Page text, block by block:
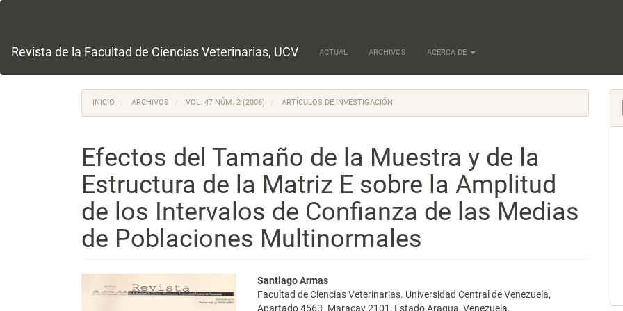
principal
lateral
Revista de la Facultad de Ciencias Veterinarias, UCV ACTUAL ARCHIVOS ACERCA DE
INICIO ARCHIVOS VOL. 47 NÚM. 2 (2006) ARTÍCULOS DE INVESTIGACIÓN
Efectos del Tamaño de la Muestra y de la
Estructura de la Matriz E sobre la Amplitud
de los Intervalos de Confianza de las Medias
de Poblaciones Multinormales
Barra
Contenido
Santiago Armas
Facultad de Ciencias Veterinarias. Universidad Central de Venezuela,
Apartado 4563. Maracay 2101, Estado Aragua, Venezuela.